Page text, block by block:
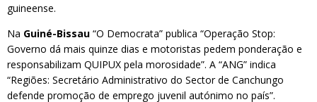
guineense.
Na Guiné-Bissau “O Democrata” publica “Operação Stop:
Governo dá mais quinze dias e motoristas pedem ponderação e
responsabilizam QUIPUX pela morosidade”. A “ANG” indica
“Regiões: Secretário Administrativo do Sector de Canchungo
defende promoção de emprego juvenil autónimo no país”.